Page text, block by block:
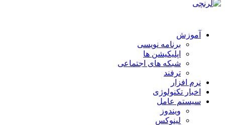
آموزش
برنامه نویسی
اپلیکیشن ها
شبکه های اجتماعی
ترفند
نرم افزار
اخبار تکنولوژی
سیستم عامل
ویندوز
لینوکس